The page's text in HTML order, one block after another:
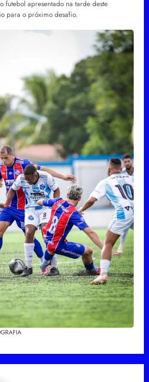
futebol apresentado na tarde deste
para o próximo desafio.